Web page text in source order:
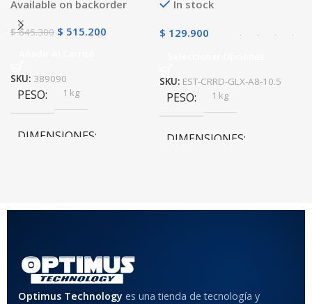
Available on backorder
$645.300 $ 515.200
SKU: 389090
PESO 1 kg
DIMENSIONES
In stock
$ 129.900
SKU: EST-CRRD-GLX-A8-10.5
PESO 1 kg
DIMENSIONES
COLOR
Optimus Technology es una tienda de tecnología y